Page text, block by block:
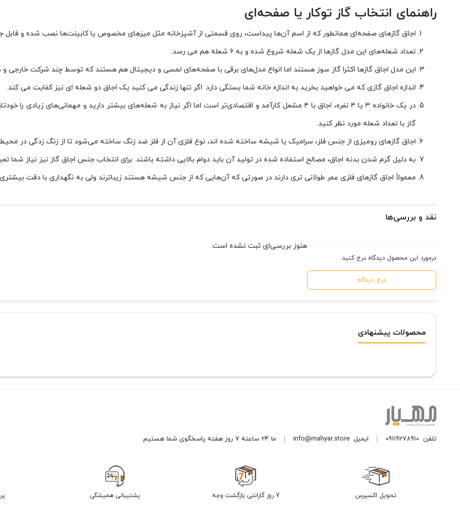
راهنمای انتخاب گاز توکار یا صفحه‌ای
اجاق گاز‌های صفحه‌ای همانطور که از اسم آن‌ها پیداست، روی قسمتی از آشپزخانه مثل میزهای مخصوص یا کابینت‌ها نصب شده و قابل
تعداد شعله‌های این مدل گازها از یک شعله شروع شده و به ۶ شعله هم می رسد.
این مدل اجاق گازها اکثرا گاز سوز هستند اما انواع مدل‌های برقی با صفحه‌های لمسی و دیجیتال هم هستند که توسط چند شرکت خارجی
اندازه اجاق گازی که می خواهید بخرید به اندازه خانه شما بستگی دارد. اگر تنها زندگی می کنید یک اجاق دو شعله ای نیز کفایت می کند.
در یک خانواده ۳ یا ۴ نفره، اجاق با ۴ مشعل کارآمد و اقتصادی‌تر است اما اگر نیاز به شعله‌های بیشتر دارید و
گاز با تعداد شعله مورد نظر کنید.
اجاق گازهای رومیزی از جنس فلز، سرامیک یا شیشه ساخته شده اند، نوع فلزی آن از فلز ضد زنگ ساخته می‌شود تا از زنگ زدگی در
به دلیل گرم شدن بدنه اجاق، مصالح استفاده شده در تولید آن باید دوام بالایی داشته باشند. برای انتخاب جنس اجاق گاز نیز نیاز شما
معمولاً اجاق گازهای فلزی عمر طولانی تری دارند در صورتی که آن‌هایی که از جنس شیشه هستند زیباترند ولی به نگهداری با دقت بیشتری
نقد و بررسی‌ها
درمورد این محصول دیدگاه درج کنید.
درج دیدگاه
هنوز بررسی‌ای ثبت نشده است.
محصولات پیشنهادی
تلفن09119278910 ایمیلinfo@mahyar.store ما 24 ساعته 7 روز هفته پاسخگوی شما هستیم.
تحویل اکسپرس 7 روز گارانتی بازگشت وجه پشتیبانی همیشگی